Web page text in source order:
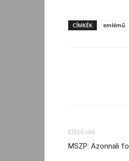
CÍMKÉK emlémű
Előző cikk
MSZP: Azonnali